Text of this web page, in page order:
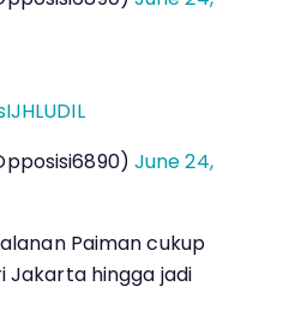
June 24,
Paiman cukup
Jakarta hingga jadi